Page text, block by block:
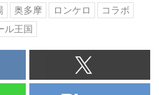
奥多摩 ロンケロ
コラボ
ル王国